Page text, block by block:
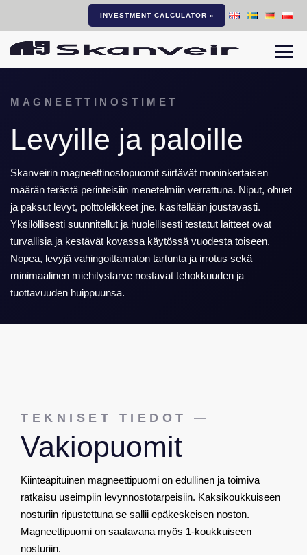
INVESTMENT CALCULATOR »
MAGNEETTINOSTIMET
Levyille ja paloille
Skanveirin magneettinostopuomit siirtävät moninkertaisen
määrän terästä perinteisiin menetelmiin verrattuna. Niput, ohuet
ja paksut levyt, polttoleikkeet jne. käsitellään joustavasti.
Yksilöllisesti suunnitellut ja huolellisesti testatut laitteet ovat
turvallisia ja kestävät kovassa käytössä vuodesta toiseen.
Nopea, levyjä vahingoittamaton tartunta ja irrotus sekä
minimaalinen miehitystarve nostavat tehokkuuden ja
tuottavuuden huippuunsa.
TEKNISET TIEDOT —
Vakiopuomit
Kiinteäpituinen magneettipuomi on edullinen ja toimiva
ratkaisu useimpiin levynnostotarpeisiin. Kaksikoukkuiseen
nosturiin ripustettuna se sallii epäkeskeisen noston.
Magneettipuomi on saatavana myös 1-koukkuiseen
nosturiin.